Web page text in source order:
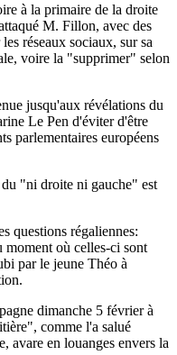
à la primaire de la droite
M. Fillon, avec des
réseaux sociaux, sur sa
voire la "supprimer" selon
jusqu'aux révélations du
Le Pen d'éviter d'être
parlementaires européens
"ni droite ni gauche" est
questions régaliennes:
moment où celles-ci sont
par le jeune Théo à
dimanche 5 février à
comme l'a salué
avare en louanges envers la